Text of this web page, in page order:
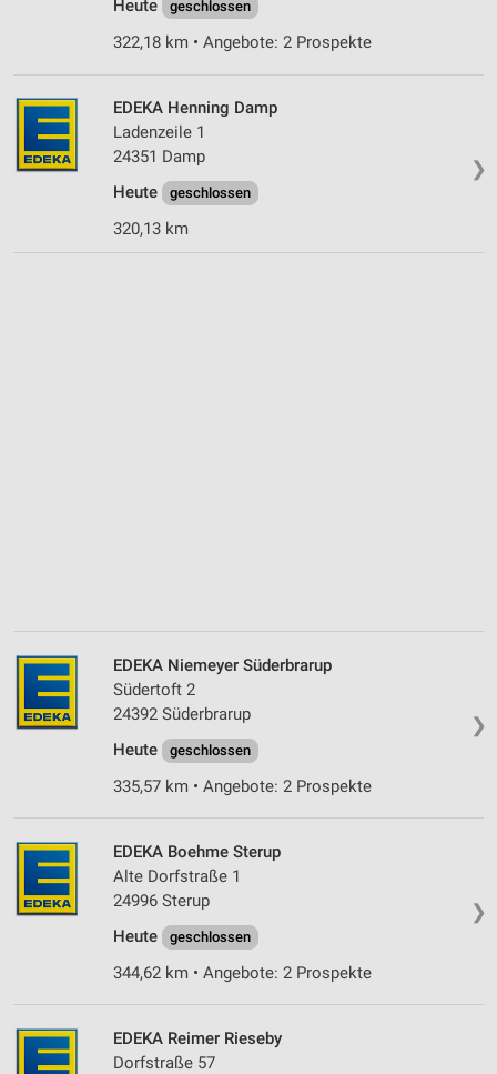
Heute geschlossen
322,18 km • Angebote: 2 Prospekte
❯
EDEKA Henning Damp
Ladenzeile 1
24351 Damp
Heute
geschlossen
320,13 km
❯
EDEKA Niemeyer Süderbrarup
Südertoft 2
24392 Süderbrarup
Heute
geschlossen
335,57 km • Angebote: 2 Prospekte
❯
EDEKA Boehme Sterup
Alte Dorfstraße 1
24996 Sterup
Heute
geschlossen
344,62 km • Angebote: 2 Prospekte
EDEKA Reimer Rieseby
Dorfstraße 57